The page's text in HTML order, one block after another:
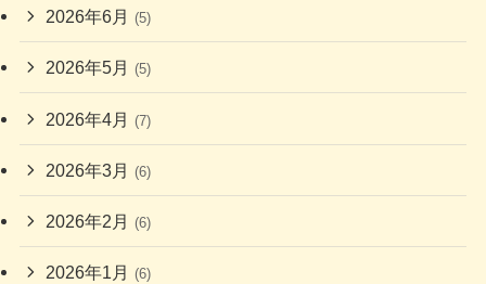
2026年6月 (5)
2026年5月 (5)
2026年4月 (7)
2026年3月 (6)
2026年2月 (6)
2026年1月 (6)